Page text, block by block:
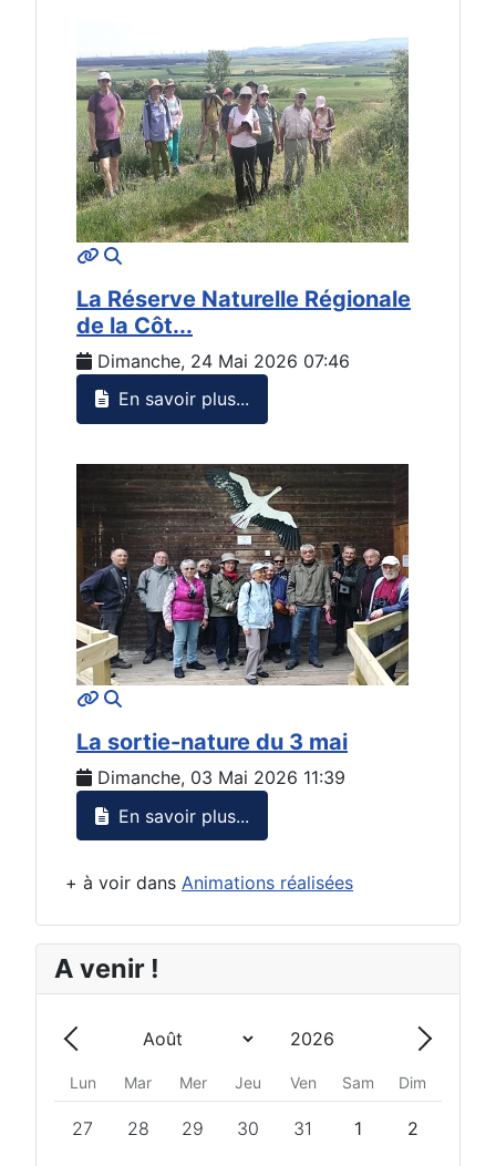
MOD_JTCS_VIEW_ARTICLE_LINK
La Réserve Naturelle Régionale
de la Côt...
Dimanche, 24 Mai 2026 07:46
En savoir plus...
MOD_JTCS_VIEW_ARTICLE_LINK
La sortie-nature du 3 mai
Dimanche, 03 Mai 2026 11:39
En savoir plus...
+ à voir dans Animations réalisées
A venir !
Précédent - Mois
Mois
Année
Suivant
Lun Mar Mer Jeu Ven Sam Dim
27 28 29 30 31 1 2